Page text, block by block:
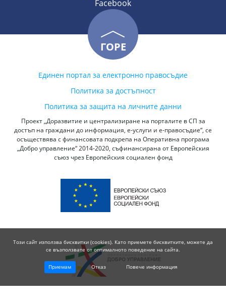
Facebook
ГОРЕ
Единен портал за електронно правосъдие
Политика за достъпност
Политика за защита на личните данни
Проект „Доразвитие и централизиране на порталите в СП за
достъп на граждани до информация, е-услуги и е-правосъдие“, се
осъществява с финансовата подкрепа на Оперативна програма
„Добро управление“ 2014-2020, съфинансирана от Европейския
съюз чрез Европейския социален фонд
Този сайт използва бисквитки (cookies). Като приемете бисквитките, можете да
се възползвате от оптималното поведение на сайта.
Приемам Отказ Повече информация